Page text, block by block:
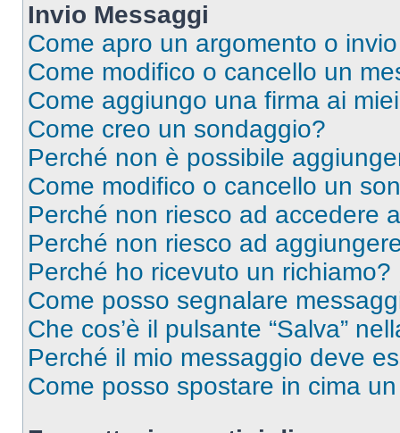
Invio Messaggi
Come apro un argomento o
Come modifico o cancello un
Come aggiungo una firma ai
Come creo un sondaggio?
Perché non è possibile
Come modifico o cancello un
Perché non riesco ad accedere
Perché non riesco ad
Perché ho ricevuto un richiamo?
Come posso segnalare
Che cos’è il pulsante “Salva”
Perché il mio messaggio deve
Come posso spostare in cima